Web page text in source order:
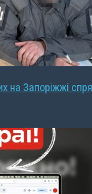
на Запоріжжі